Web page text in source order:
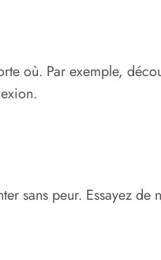
où. Par exemple,
sans peur. Essayez